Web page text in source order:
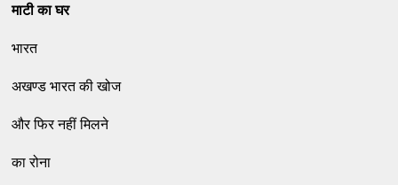
माटी का घर
भारत
अखण्ड भारत की खोज
और फिर नहीं मिलने
का रोना